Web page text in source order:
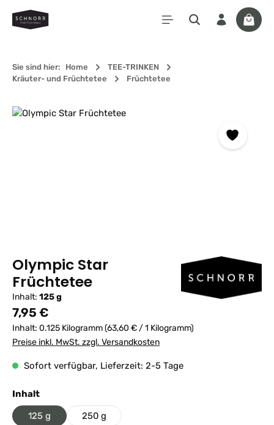
Zum Hauptinhalt springen
Sie sind hier: Home
TEE-TRINKEN
Kräuter- und Früchtetee
Früchtetee
Bildergalerie überspringen
Olympic Star
Früchtetee
Inhalt: 125 g
Regulärer Preis:
7,95 €
Inhalt: 0.125 Kilogramm(63,60 € / 1 Kilogramm)
Preise inkl. MwSt. zzgl. Versandkosten
Sofort verfügbar, Lieferzeit: 2-5 Tage
Inhaltauswählen
125 g 250 g